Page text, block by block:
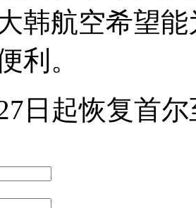
韩航空希望
利。
日起恢复首